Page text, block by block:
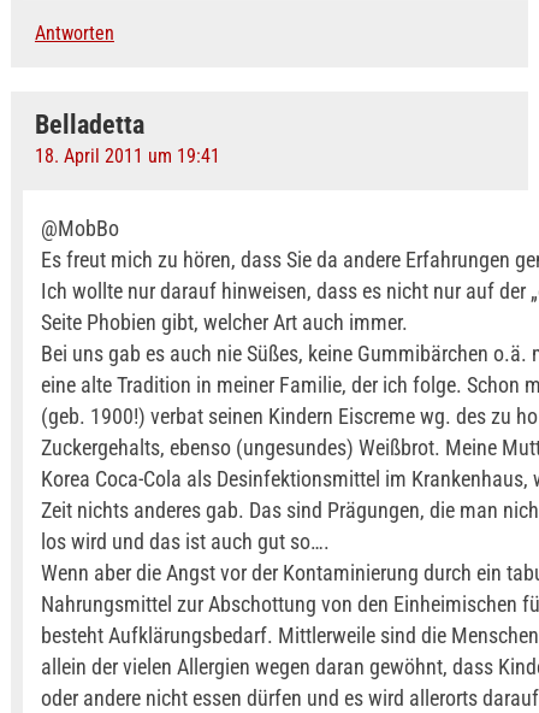
Antworten
Belladetta
18. April 2011 um 19:41
@MobBo
Es freut mich zu hören, dass Sie da andere Erfahrungen
Ich wollte nur darauf hinweisen, dass es nicht nur auf der
Seite Phobien gibt, welcher Art auch immer.
Bei uns gab es auch nie Süßes, keine Gummibärchen o.ä.
eine alte Tradition in meiner Familie, der ich folge. Schon
(geb. 1900!) verbat seinen Kindern Eiscreme wg. des zu
Zuckergehalts, ebenso (ungesundes) Weißbrot. Meine
Korea Coca-Cola als Desinfektionsmittel im Krankenhaus,
Zeit nichts anderes gab. Das sind Prägungen, die man
los wird und das ist auch gut so….
Wenn aber die Angst vor der Kontaminierung durch ein
Nahrungsmittel zur Abschottung von den Einheimischen
besteht Aufklärungsbedarf. Mittlerweile sind die
allein der vielen Allergien wegen daran gewöhnt, dass
oder andere nicht essen dürfen und es wird allerorts